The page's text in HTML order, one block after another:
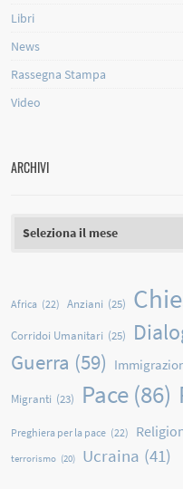
Libri
News
Rassegna Stampa
Video
ARCHIVI
Africa (22) Anziani (25)
Corridoi Umanitari (25)
Guerra (59)
Migranti (23) Pace (86)
Preghiera per la pace (22)
terrorismo (20) Ucraina (41)